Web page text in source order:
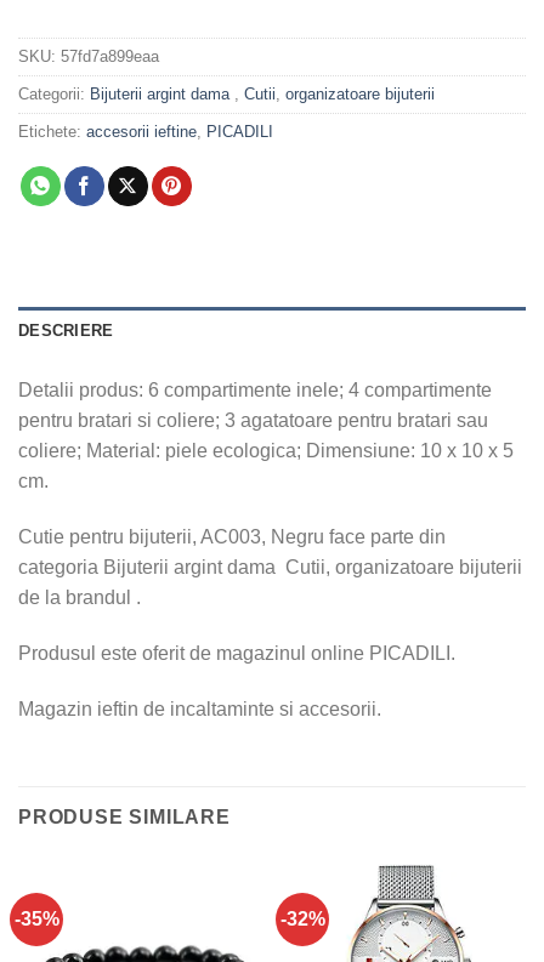
SKU: 57fd7a899eaa
Categorii: Bijuterii argint dama , Cutii, organizatoare bijuterii
Etichete: accesorii ieftine, PICADILI
DESCRIERE
Detalii produs: 6 compartimente inele; 4 compartimente
pentru bratari si coliere; 3 agatatoare pentru bratari sau
coliere; Material: piele ecologica; Dimensiune: 10 x 10 x 5
cm.
Cutie pentru bijuterii, AC003, Negru face parte din
categoria Bijuterii argint dama Cutii, organizatoare bijuterii
de la brandul .
Produsul este oferit de magazinul online PICADILI.
Magazin ieftin de incaltaminte si accesorii.
PRODUSE SIMILARE
-35% -32%